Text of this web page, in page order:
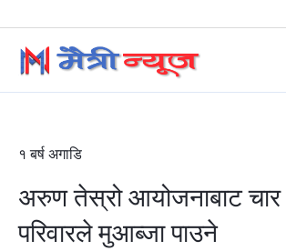
१ बर्ष अगाडि
अरुण तेस्रो आयोजनाबाट
परिवारले मुआब्जा पाउने